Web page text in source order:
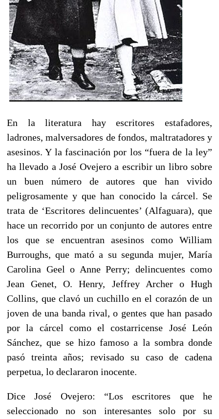
En la literatura hay escritores estafadores,
ladrones, malversadores de fondos, maltratadores y
asesinos. Y la fascinación por los “fuera de la ley”
ha llevado a José Ovejero a escribir un libro sobre
un buen número de autores que han vivido
peligrosamente y que han conocido la cárcel. Se
trata de ‘Escritores delincuentes’ (Alfaguara), que
hace un recorrido por un conjunto de autores entre
los que se encuentran asesinos como William
Burroughs, que mató a su segunda mujer, María
Carolina Geel o Anne Perry; delincuentes como
Jean Genet, O. Henry, Jeffrey Archer o Hugh
Collins, que clavó un cuchillo en el corazón de un
joven de una banda rival, o gentes que han pasado
por la cárcel como el costarricense José León
Sánchez, que se hizo famoso a la sombra donde
pasó treinta años; revisado su caso de cadena
perpetua, lo declararon inocente.
Dice José Ovejero: “Los escritores que he
seleccionado no son interesantes solo por su